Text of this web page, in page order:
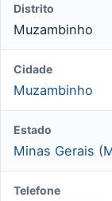
Distrito
Muzambinho
Cidade
Muzambinho
Estado
Minas Gerais
Telefone